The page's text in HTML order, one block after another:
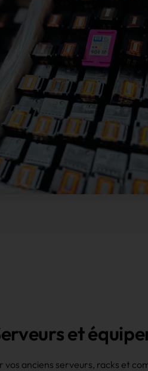
et
vos anciens serveurs, racks et